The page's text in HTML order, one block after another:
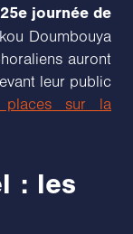
journée de
Doumbouya
auront
leur public
places sur la
: les